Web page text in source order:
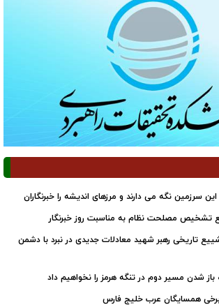
این سرزمین نگه می دارند و مرزهای اندیشه را خبرنگاران
تشخیص مصلحت نظام به مناسبت روز خبرنگار
تاریخی رهبر شهید معادلات جدیدی در نبرد با دشمن
شدن مسیر دوم در تنگه هرمز را نخواهیم داد
برخی همسایگان عرب خلیج فارس